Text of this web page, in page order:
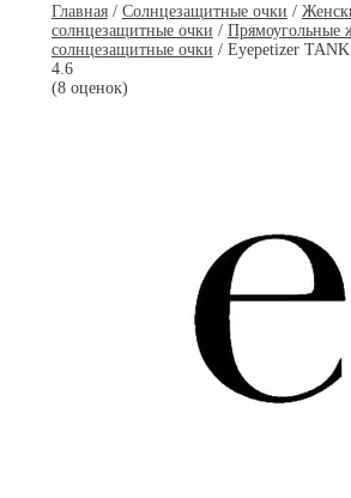
Главная/ Солнцезащитные очки /
солнцезащитные очки / Прямоугольные
солнцезащитные очки / Eyepetizer
4.6
(8 оценок)